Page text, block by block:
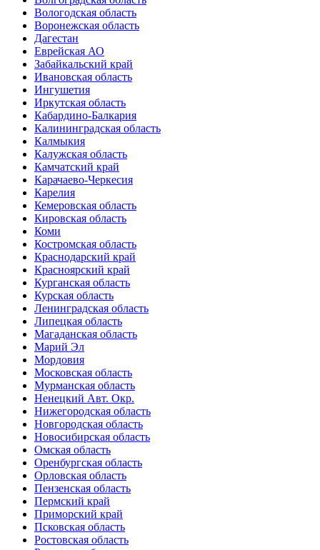
Вологодская область
Воронежская область
Дагестан
Еврейская АО
Забайкальский край
Ивановская область
Ингушетия
Иркутская область
Кабардино-Балкария
Калининградская область
Калмыкия
Калужская область
Камчатский край
Карачаево-Черкесия
Карелия
Кемеровская область
Кировская область
Коми
Костромская область
Краснодарский край
Красноярский край
Курганская область
Курская область
Ленинградская область
Липецкая область
Магаданская область
Марий Эл
Мордовия
Московская область
Мурманская область
Ненецкий Авт. Окр.
Нижегородская область
Новгородская область
Новосибирская область
Омская область
Оренбургская область
Орловская область
Пензенская область
Пермский край
Приморский край
Псковская область
Ростовская область